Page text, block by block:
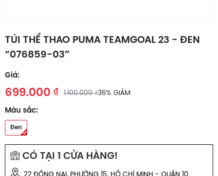
TÚI THỂ THAO PUMA TEAMGOAL 23 - ĐEN
“076859-03”
Giá:
699.000 ₫ 1.100.000 ₫36% GIẢM
Màu sắc:
Đen
CÓ TẠI 1 CỬA HÀNG!